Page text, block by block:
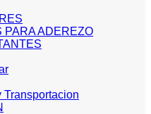
PARA ADEREZO
Transportacion